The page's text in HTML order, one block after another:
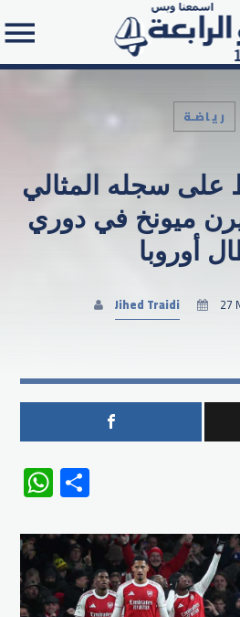
Search in the
رياضـة
على سجله المثالي
ميونخ في دوري
أوروبا
Jihed Traidi 27
WhatsApp